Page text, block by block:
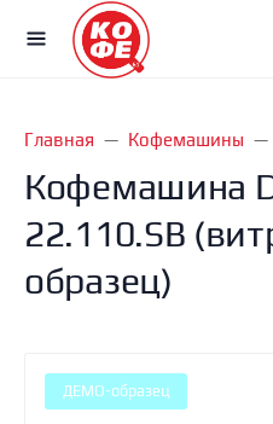
Главная Кофемашины
Кофемашина
22.110.SB
образец)
ДЕМО-образец